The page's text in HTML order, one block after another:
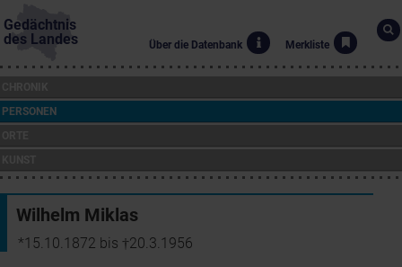
Gedächtnis
des Landes
Über die Datenbank Merkliste
PERSONEN
Wilhelm Miklas
*15.10.1872 bis †20.3.1956